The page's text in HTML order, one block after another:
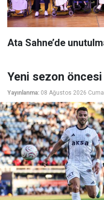
Ata Sahne’de
Yeni sezon
Yayınlanma: 08 Ağustos 2026